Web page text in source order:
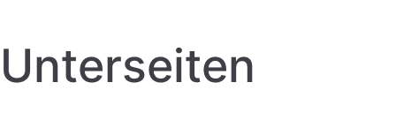
Unterseiten